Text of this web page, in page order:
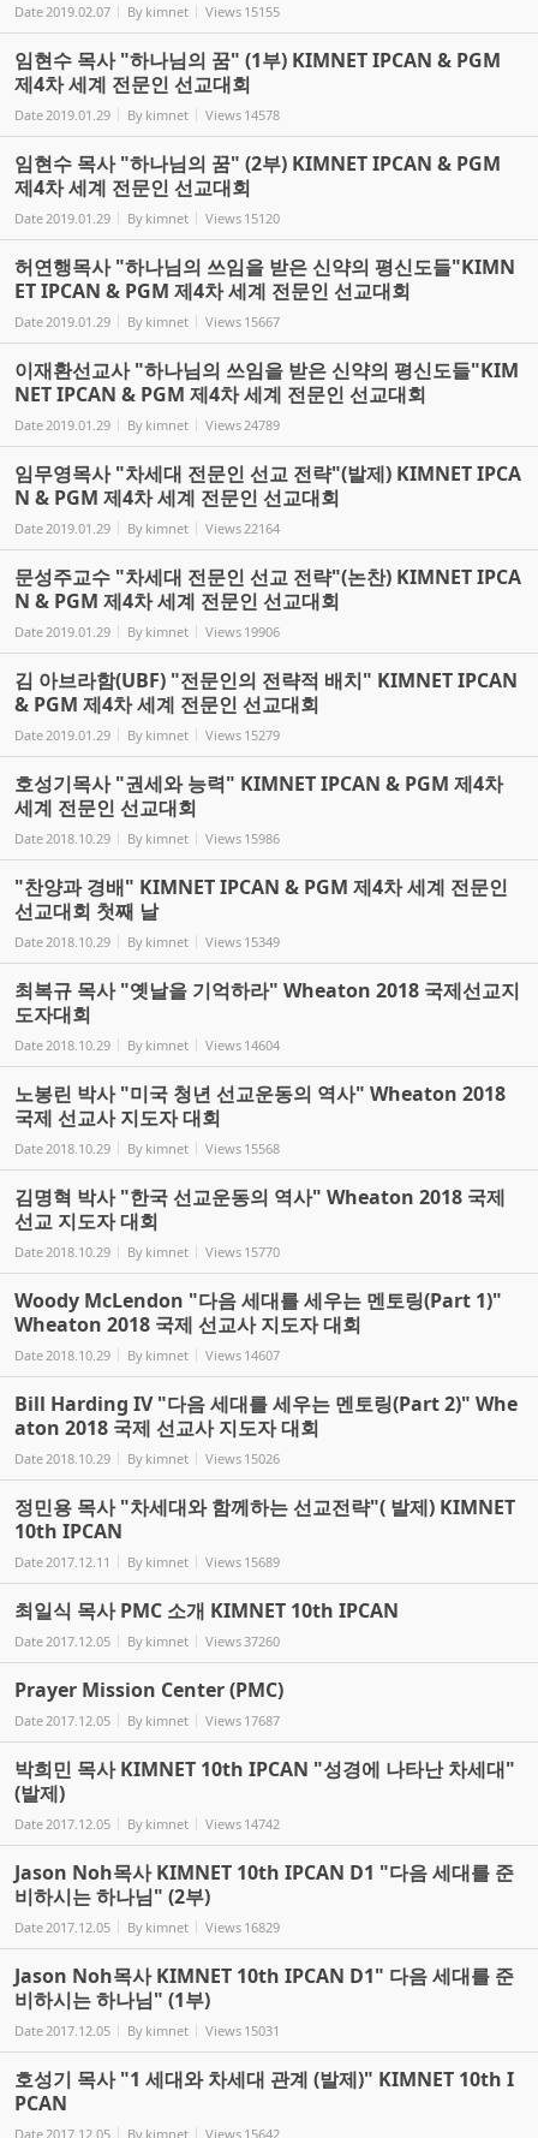
Date 2019.02.07 By kimnet Views 15155
임현수 목사 "하나님의 꿈" (1부) KIMNET IPCAN & PGM
제4차 세계 전문인 선교대회
Date 2019.01.29 By kimnet Views 14578
임현수 목사 "하나님의 꿈" (2부) KIMNET IPCAN & PGM
제4차 세계 전문인 선교대회
Date 2019.01.29 By kimnet Views 15120
허연행목사 "하나님의 쓰임을 받은 신약의 평신도들"KIMN
ET IPCAN & PGM 제4차 세계 전문인 선교대회
Date 2019.01.29 By kimnet Views 15667
이재환선교사 "하나님의 쓰임을 받은 신약의 평신도들"KIM
NET IPCAN & PGM 제4차 세계 전문인 선교대회
Date 2019.01.29 By kimnet Views 24789
임무영목사 "차세대 전문인 선교 전략"(발제) KIMNET IPCA
N & PGM 제4차 세계 전문인 선교대회
Date 2019.01.29 By kimnet Views 22164
문성주교수 "차세대 전문인 선교 전략"(논찬) KIMNET IPCA
N & PGM 제4차 세계 전문인 선교대회
Date 2019.01.29 By kimnet Views 19906
김 아브라함(UBF) "전문인의 전략적 배치" KIMNET IPCAN
& PGM 제4차 세계 전문인 선교대회
Date 2019.01.29 By kimnet Views 15279
호성기목사 "권세와 능력" KIMNET IPCAN & PGM 제4차
세계 전문인 선교대회
Date 2018.10.29 By kimnet Views 15986
"찬양과 경배" KIMNET IPCAN & PGM 제4차 세계 전문인
선교대회 첫째 날
Date 2018.10.29 By kimnet Views 15349
최복규 목사 "옛날을 기억하라" Wheaton 2018 국제선교지
도자대회
Date 2018.10.29 By kimnet Views 14604
노봉린 박사 "미국 청년 선교운동의 역사" Wheaton 2018
국제 선교사 지도자 대회
Date 2018.10.29 By kimnet Views 15568
김명혁 박사 "한국 선교운동의 역사" Wheaton 2018 국제
선교 지도자 대회
Date 2018.10.29 By kimnet Views 15770
Woody McLendon "다음 세대를 세우는 멘토링(Part 1)"
Wheaton 2018 국제 선교사 지도자 대회
Date 2018.10.29 By kimnet Views 14607
Bill Harding IV "다음 세대를 세우는 멘토링(Part 2)" Whe
aton 2018 국제 선교사 지도자 대회
Date 2018.10.29 By kimnet Views 15026
정민용 목사 "차세대와 함께하는 선교전략"( 발제) KIMNET
10th IPCAN
Date 2017.12.11 By kimnet Views 15689
최일식 목사 PMC 소개 KIMNET 10th IPCAN
Date 2017.12.05 By kimnet Views 37260
Prayer Mission Center (PMC)
Date 2017.12.05 By kimnet Views 17687
박희민 목사 KIMNET 10th IPCAN "성경에 나타난 차세대"
(발제)
Date 2017.12.05 By kimnet Views 14742
Jason Noh목사 KIMNET 10th IPCAN D1 "다음 세대를 준
비하시는 하나님" (2부)
Date 2017.12.05 By kimnet Views 16829
Jason Noh목사 KIMNET 10th IPCAN D1" 다음 세대를 준
비하시는 하나님" (1부)
Date 2017.12.05 By kimnet Views 15031
호성기 목사 "1 세대와 차세대 관계 (발제)" KIMNET 10th I
PCAN
Date 2017.12.05 By kimnet Views 15642